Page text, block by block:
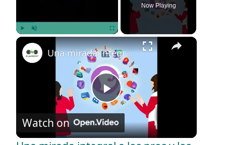
Fullscreen
Now Playing
×
P
l
Una mirada integral a los pros y los contras de las redes sociales
Watch on